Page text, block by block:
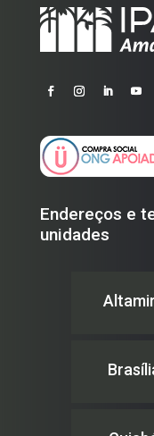
Endereços e
unidades